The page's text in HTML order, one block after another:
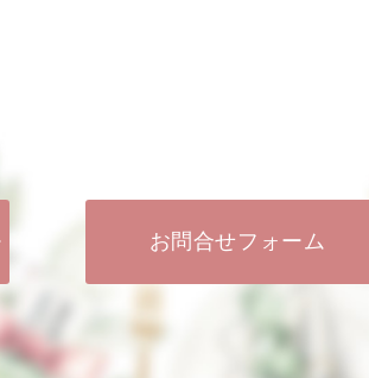
お問合せフォーム